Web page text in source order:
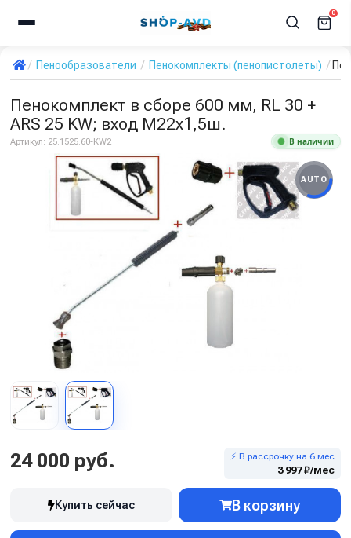
0
Пенообразователи Пенокомплекты (пенопистолеты)
Пенокомплект в сборе 600 мм, RL 30 +
ARS 25 KW; вход М22х1,5ш.
Артикул: 25.1525.60-KW2 В наличии
AUTO
24 000 руб. ⚡ В рассрочку на 6 мес
3 997 ₽/мес
Купить сейчас В корзину